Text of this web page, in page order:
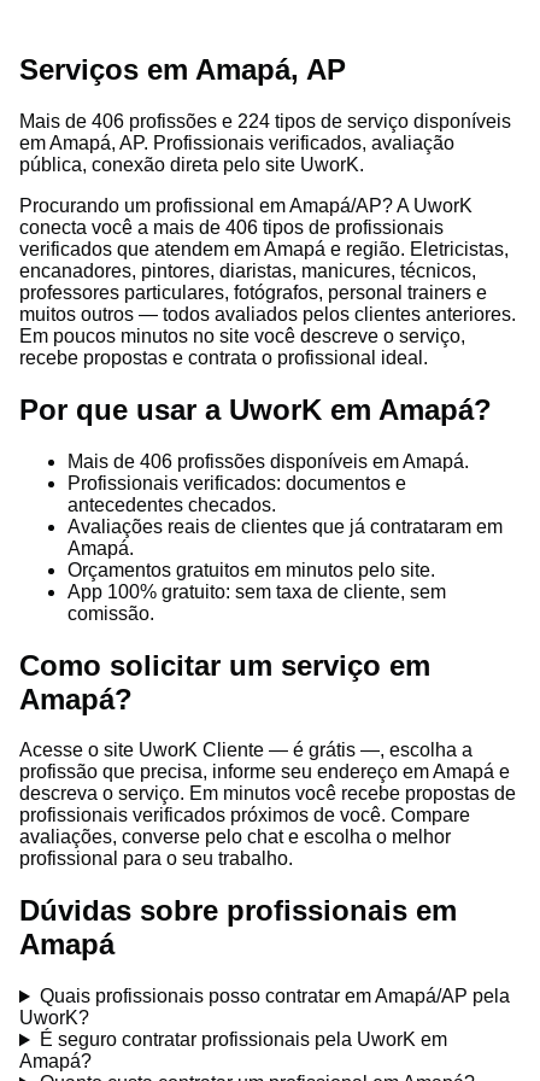
Serviços em Amapá, AP
Mais de 406 profissões e 224 tipos de serviço disponíveis
em Amapá, AP. Profissionais verificados, avaliação
pública, conexão direta pelo site UworK.
Procurando um profissional em Amapá/AP? A UworK
conecta você a mais de 406 tipos de profissionais
verificados que atendem em Amapá e região. Eletricistas,
encanadores, pintores, diaristas, manicures, técnicos,
professores particulares, fotógrafos, personal trainers e
muitos outros — todos avaliados pelos clientes anteriores.
Em poucos minutos no site você descreve o serviço,
recebe propostas e contrata o profissional ideal.
Por que usar a UworK em Amapá?
Mais de 406 profissões disponíveis em Amapá.
Profissionais verificados: documentos e
antecedentes checados.
Avaliações reais de clientes que já contrataram em
Amapá.
Orçamentos gratuitos em minutos pelo site.
App 100% gratuito: sem taxa de cliente, sem
comissão.
Como solicitar um serviço em
Amapá?
Acesse o site UworK Cliente — é grátis —, escolha a
profissão que precisa, informe seu endereço em Amapá e
descreva o serviço. Em minutos você recebe propostas de
profissionais verificados próximos de você. Compare
avaliações, converse pelo chat e escolha o melhor
profissional para o seu trabalho.
Dúvidas sobre profissionais em
Amapá
Quais profissionais posso contratar em Amapá/AP pela
UworK?
É seguro contratar profissionais pela UworK em
Amapá?